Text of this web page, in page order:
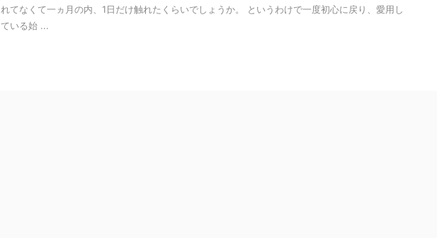
れてなくて一ヵ月の内、1日だけ触れたくらいでしょうか。 というわけで一度初心に戻り、愛用し
ている始 ...